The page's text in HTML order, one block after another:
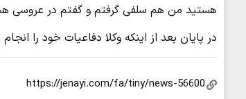
هستید من هم سلفی گرفتم و گفتم در عروسی
در پایان بعد از اینکه وکلا دفاعیات خود را